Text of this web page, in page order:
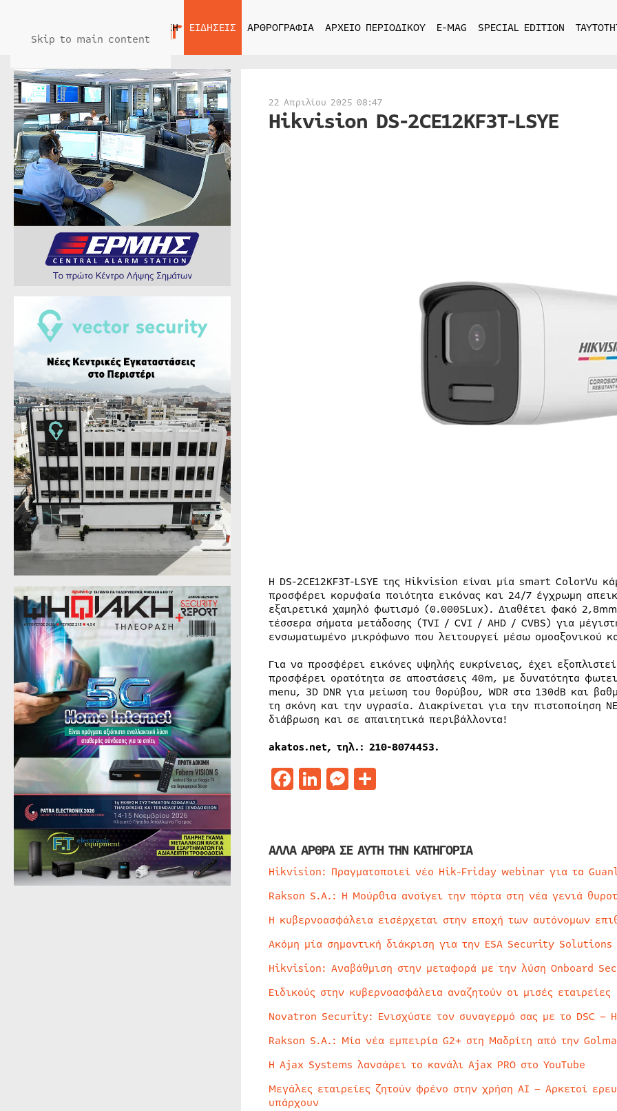
Skip to main content
ΑΡΧΙΚΗ ΕΙΔΗΣΕΙΣ ΑΡΘΡΟΓΡΑΦΙΑ ΑΡΧΕΙΟ ΠΕΡΙΟΔΙΚΟΥ E-MAG SPECIAL EDITION
22 Απριλίου 2025 08:47
Hikvision DS-2CE12KF3T-LSYE
Η DS-2CE12KF3T-LSYE της Hikvision είναι μία smart ColorVu
προσφέρει κορυφαία ποιότητα εικόνας και 24/7 έγχρωμη
εξαιρετικά χαμηλό φωτισμό (0.0005Lux). Διαθέτει φακό
τέσσερα σήματα μετάδοσης (TVI / CVI / AHD / CVBS) για
ενσωματωμένο μικρόφωνο που λειτουργεί μέσω ομοαξονικού
Για να προσφέρει εικόνες υψηλής ευκρίνειας, έχει
προσφέρει ορατότητα σε αποστάσεις 40m, με δυνατότητα
menu, 3D DNR για μείωση του θορύβου, WDR στα 130dB και
τη σκόνη και την υγρασία. Διακρίνεται για την πιστοποίηση
διάβρωση και σε απαιτητικά περιβάλλοντα!
akatos.net, τηλ.: 210-8074453.
Facebook
LinkedIn
Messenger
Μοιραστείτε
ΑΛΛΑ ΑΡΘΡΑ ΣΕ ΑΥΤΗ ΤΗΝ ΚΑΤΗΓΟΡΙΑ
Hikvision: Πραγματοποιεί νέο Hik-Friday webinar για τα
Rakson S.A.: Η Μούρθια ανοίγει την πόρτα στη νέα γενιά
Η κυβερνοασφάλεια εισέρχεται στην εποχή των αυτόνομων
Ακόμη μία σημαντική διάκριση για την ESA Security Solutions
Hikvision: Αναβάθμιση στην μεταφορά με την λύση Onboard
Ειδικούς στην κυβερνοασφάλεια αναζητούν οι μισές εταιρείες
Novatron Security: Ενισχύστε τον συναγερμό σας με το DSC –
Rakson S.A.: Μία νέα εμπειρία G2+ στη Μαδρίτη από την
Η Ajax Systems λανσάρει το κανάλι Ajax PRO στο YouTube
Μεγάλες εταιρείες ζητούν φρένο στην χρήση AI – Αρκετοί
υπάρχουν